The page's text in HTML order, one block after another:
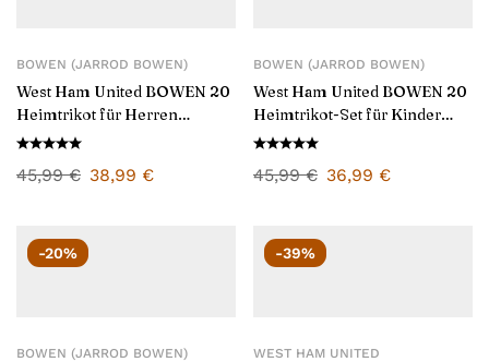
BOWEN (JARROD BOWEN)
West Ham United BOWEN 20
Heimtrikot für Herren
2025/26
45,99€ 38,99 €
BOWEN (JARROD BOWEN)
West Ham United BOWEN 20
Heimtrikot-Set für Kinder
2024/25
45,99€ 36,99 €
-20%
BOWEN (JARROD BOWEN)
-39%
WEST HAM UNITED